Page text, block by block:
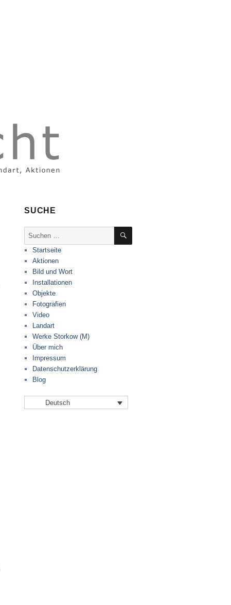
SUCHE
Suche
SUCHEN
Startseite
Aktionen
Bild und Wort
Installationen
Objekte
Fotografien
Video
Landart
Werke Storkow (M)
Über mich
Impressum
Datenschutzerklärung
Blog
Deutsch